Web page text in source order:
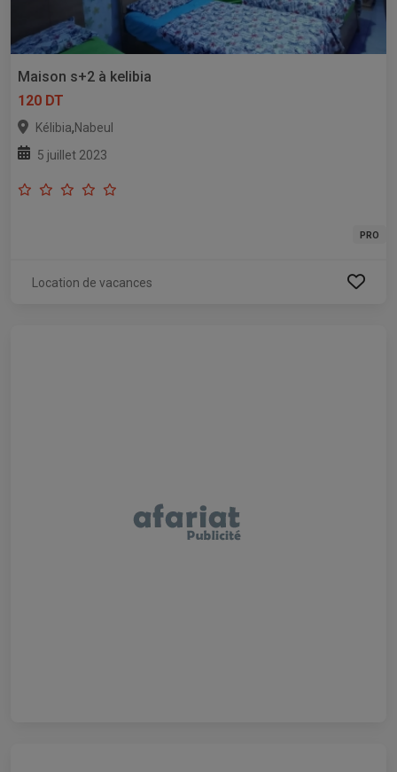
Maison s+2 à kelibia
120 DT
Kélibia,Nabeul
5 juillet 2023
PRO
Location de vacances